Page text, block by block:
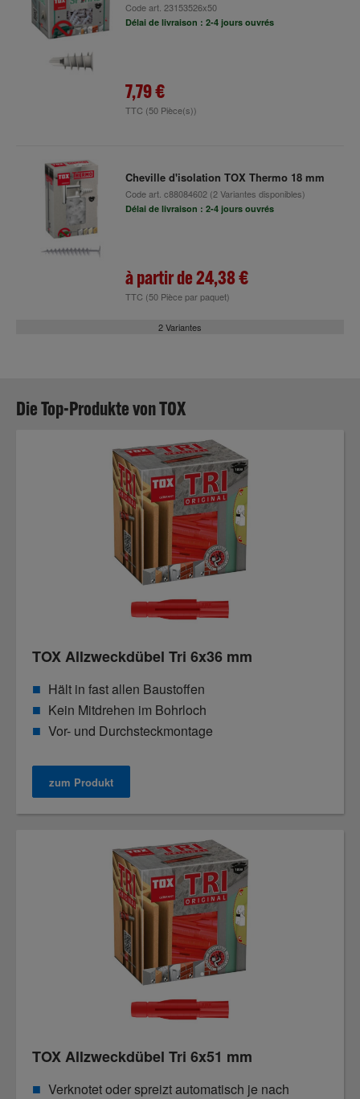
Code art. 23153526x50
Délai de livraison : 2-4 jours ouvrés
7,79 €
TTC (50 Pièce(s))
Cheville d'isolation TOX Thermo 18 mm
Code art. c88084602(2 Variantes disponibles)
Délai de livraison : 2-4 jours ouvrés
à partir de24,38 €
TTC (50 Pièce par paquet)
2 Variantes
Die Top-Produkte von TOX
TOX Allzweckdübel Tri 6x36 mm
Hält in fast allen Baustoffen
Kein Mitdrehen im Bohrloch
Vor- und Durchsteckmontage
zum Produkt
TOX Allzweckdübel Tri 6x51 mm
Verknotet oder spreizt automatisch je nach